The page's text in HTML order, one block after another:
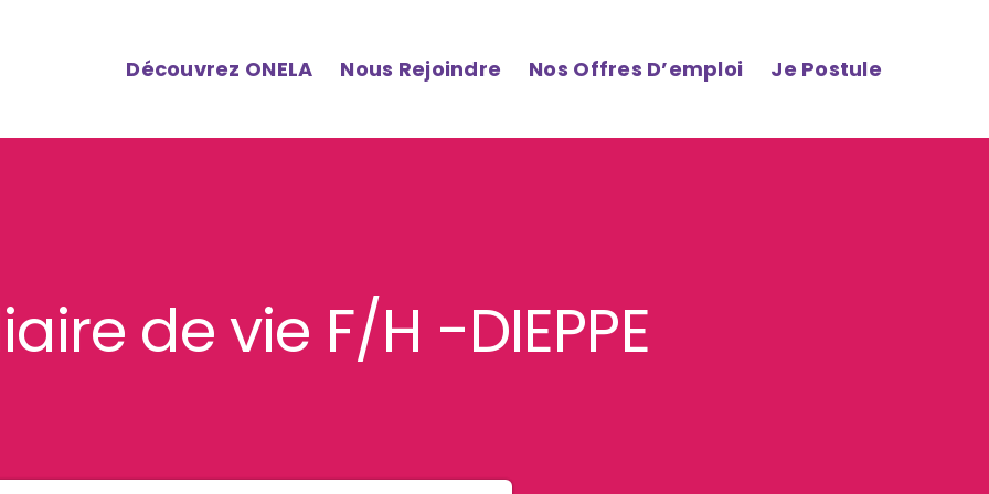
Découvrez ONELA Nous Rejoindre Nos Offres D’emploi Je Postule
de vie F/H -DIEPPE